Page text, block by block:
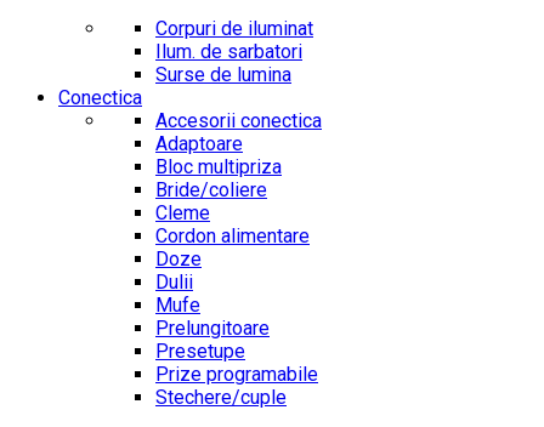
Corpuri de iluminat
Ilum. de sarbatori
Surse de lumina
Conectica
Accesorii conectica
Adaptoare
Bloc multipriza
Bride/coliere
Cleme
Cordon alimentare
Doze
Dulii
Mufe
Prelungitoare
Presetupe
Prize programabile
Stechere/cuple